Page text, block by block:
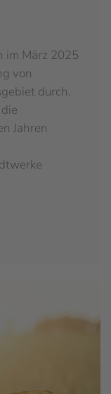
im März 2025
von
durch.
Jahren